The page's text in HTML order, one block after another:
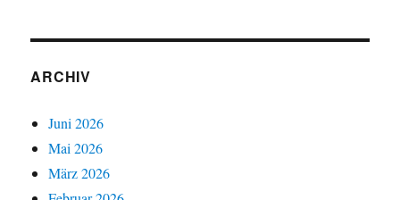
ARCHIV
Juni 2026
Mai 2026
März 2026